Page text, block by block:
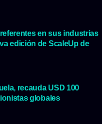
en sus industrias
edición de ScaleUp de
recauda USD 100
globales